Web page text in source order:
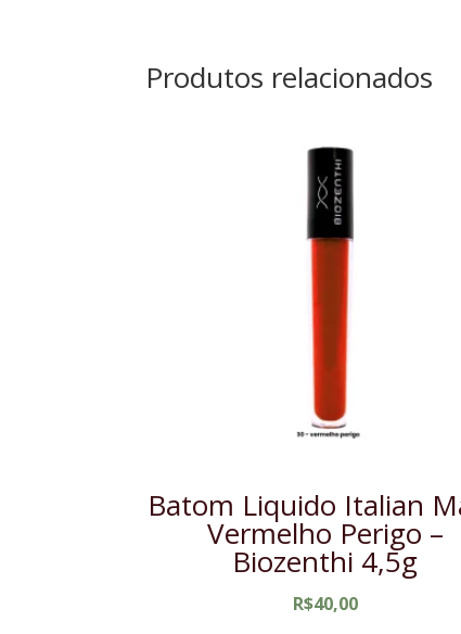
Produtos relacionados
Batom Liquido Italian
Vermelho Perigo –
Biozenthi 4,5g
R$40,00